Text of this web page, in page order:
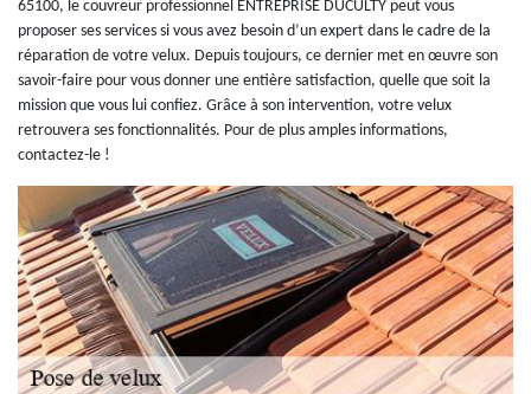
65100, le couvreur professionnel ENTREPRISE DUCULTY peut vous
proposer ses services si vous avez besoin d’un expert dans le cadre de la
réparation de votre velux. Depuis toujours, ce dernier met en œuvre son
savoir-faire pour vous donner une entière satisfaction, quelle que soit la
mission que vous lui confiez. Grâce à son intervention, votre velux
retrouvera ses fonctionnalités. Pour de plus amples informations,
contactez-le !